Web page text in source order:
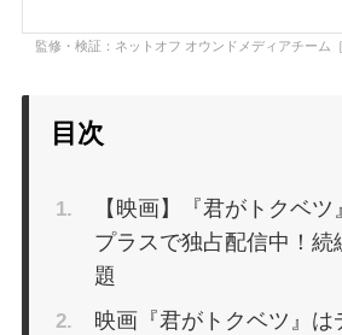
監修・検証：ネットオフ オウンドメディアチーム［
目次
【映画】『君がトクベ
プラスで独占配信中！続
題
映画『君がトクベツ』は